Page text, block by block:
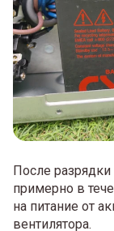
После разрядки
примерно в
на питание от
вентилятора.